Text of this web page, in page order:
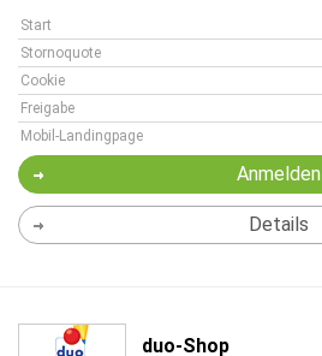
Start
Stornoquote
Cookie
Freigabe
Mobil-Landingpage
Anmelden
Details
duo-Shop